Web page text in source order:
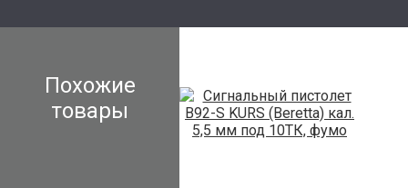
Похожие
товары